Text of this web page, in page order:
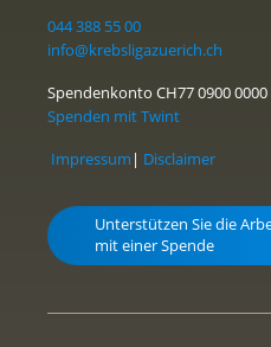
044 388 55 00
info@krebsligazuerich.ch
Spendenkonto CH77 0900 0000
Spenden mit Twint
Impressum | Disclaimer
Unterstützen Sie die
mit einer Spende